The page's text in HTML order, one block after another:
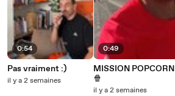
0:54
Pas vraiment :)
il y a 2 semaines
0:49
MISSION POPCORN
🍿
il y a 2 semaines